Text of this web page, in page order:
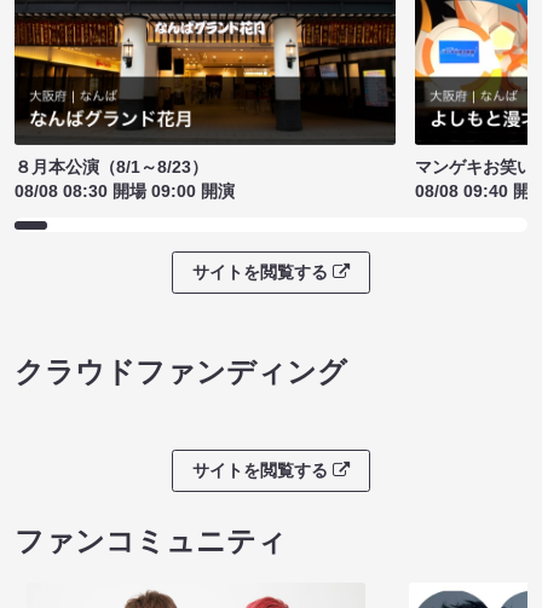
８月本公演（8/1～8/23）
08/08 08:30 開場 09:00 開演
マンゲキお笑い
08/08 09:40 開
サイトを閲覧する
クラウドファンディング
サイトを閲覧する
ファンコミュニティ